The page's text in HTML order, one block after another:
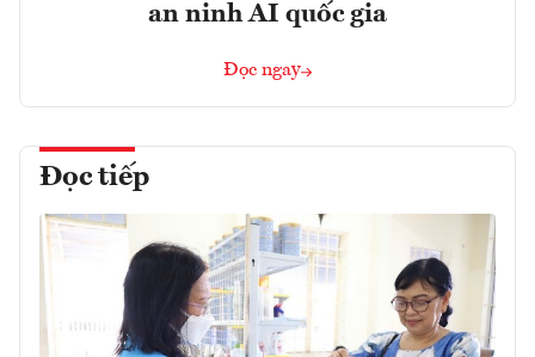
an ninh AI quốc gia
Đọc ngay
Đọc tiếp